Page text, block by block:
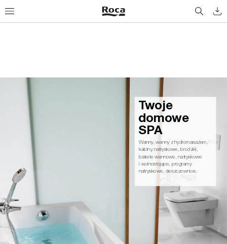
Wanny, wanny z hydromasażem,
kabiny natryskowe, brodziki,
baterie wannowe, natryskowe
i wolnostojące, programy
natryskowe, deszczownice.
Twoje
d omowe
S PA